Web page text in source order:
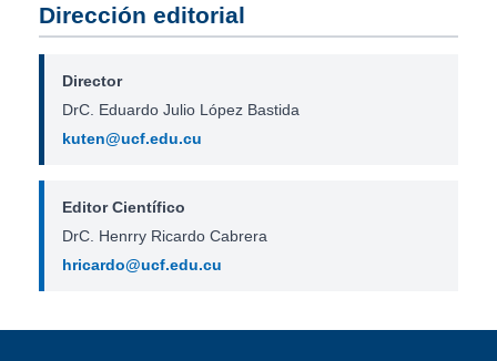
Dirección editorial
Director
DrC. Eduardo Julio López Bastida
kuten@ucf.edu.cu
Editor Científico
DrC. Henrry Ricardo Cabrera
hricardo@ucf.edu.cu